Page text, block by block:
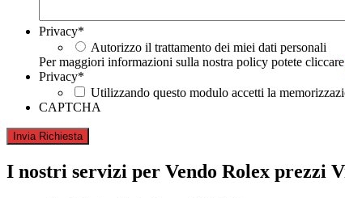
Privacy*
Autorizzo il trattamento dei miei dati personali
Per maggiori informazioni sulla nostra policy potete cliccare
Privacy*
Utilizzando questo modulo accetti la
CAPTCHA
I nostri servizi per Vendo Rolex prezzi